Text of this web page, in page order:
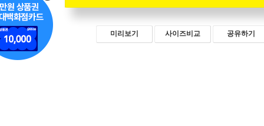
미리보기 사이즈비교 공유하기